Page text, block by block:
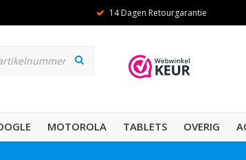
14 Dagen Retourgarantie
MOTOROLA TABLETS OVERIG